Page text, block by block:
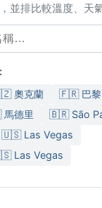
並排比較溫度、天
奧克蘭
🇫🇷 巴
德里
🇧🇷 São
Las Vegas
Las Vegas